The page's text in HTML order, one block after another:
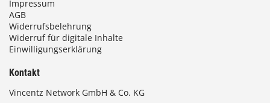
Impressum
AGB
Widerrufsbelehrung
Widerruf für digitale Inhalte
Einwilligungserklärung
Kontakt
Vincentz Network GmbH & Co. KG